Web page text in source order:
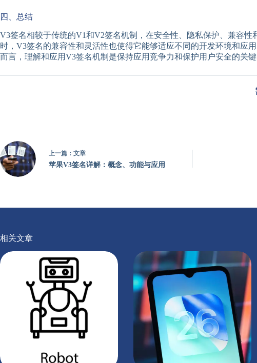
四、总结
V3签名相较于传统的V1和V2签名机制，在安全性、隐私保护、兼容
时，V3签名的兼容性和灵活性也使得它能够适应不同的开发环境和应
而言，理解和应用V3签名机制是保持应用竞争力和保护用户安全的关键
上一篇： 文章
苹果V3签名详解：概念、功能与应用
相关文章